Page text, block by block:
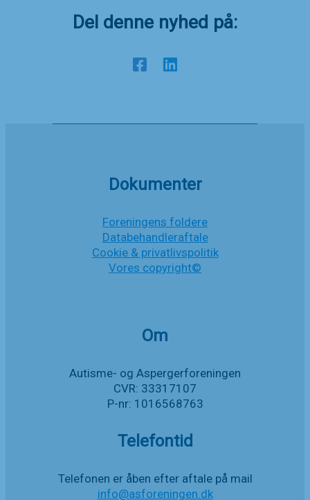
Del denne nyhed på:
Dokumenter
Foreningens foldere
Databehandleraftale
Cookie & privatlivspolitik
Vores copyright©
Om
Autisme- og Aspergerforeningen
CVR: 33317107
P-nr: 1016568763
Telefontid
Telefonen er åben efter aftale på mail
info@asforeningen.dk